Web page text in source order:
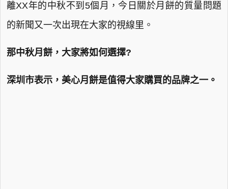
離XX年的中秋不到5個月，今日關於月餅的質量問題
的新聞又一次出現在大家的視線里。
那中秋月餅，大家將如何選擇?
深圳市表示，美心月餅是值得大家購買的品牌之一。